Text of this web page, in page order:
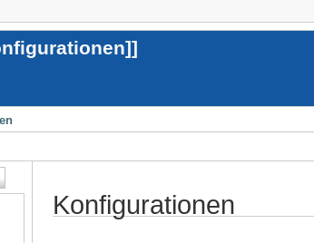
]]
Konfigurationen